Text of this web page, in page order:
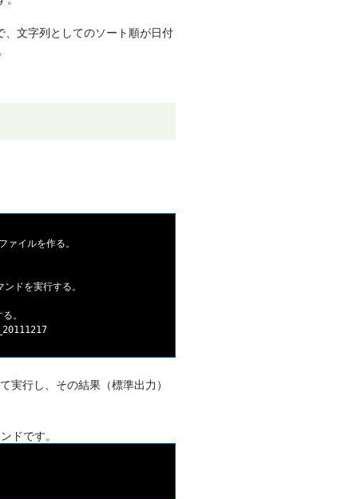
文字列としてのソート順が日付
ルを作る。
を実行する。
。
行し、その結果（標準出力）
ドです。